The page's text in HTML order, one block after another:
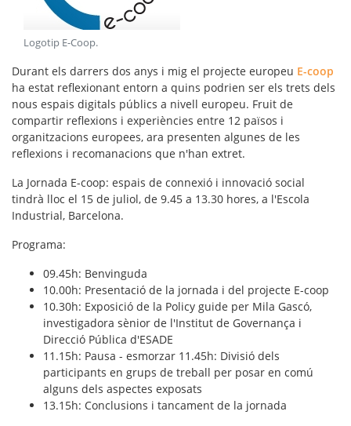
Logotip E-Coop.
Durant els darrers dos anys i mig el projecte europeu E-coop
ha estat reflexionant entorn a quins podrien ser els trets dels
nous espais digitals públics a nivell europeu. Fruit de
compartir reflexions i experiències entre 12 països i
organitzacions europees, ara presenten algunes de les
reflexions i recomanacions que n'han extret.
La Jornada E-coop: espais de connexió i innovació social
tindrà lloc el 15 de juliol, de 9.45 a 13.30 hores, a l'Escola
Industrial, Barcelona.
Programa:
09.45h: Benvinguda
10.00h: Presentació de la jornada i del projecte E-coop
10.30h: Exposició de la Policy guide per Mila Gascó,
investigadora sènior de l'Institut de Governança i
Direcció Pública d'ESADE
11.15h: Pausa - esmorzar 11.45h: Divisió dels
participants en grups de treball per posar en comú
alguns dels aspectes exposats
13.15h: Conclusions i tancament de la jornada